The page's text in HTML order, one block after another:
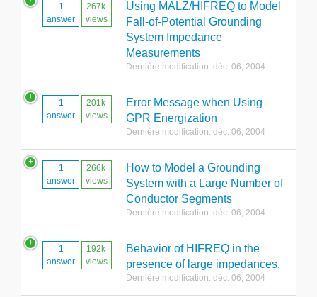
1
answer
267k
views
Using MALZ/HIFREQ to Model
Fall-of-Potential Grounding
System Impedance
Measurements
Dernière modification: déc. 06, 2004
1
answer
201k
views
Error Message when Using
GPR Energization
Dernière modification: déc. 06, 2004
1
answer
266k
views
How to Model a Grounding
System with a Large Number of
Conductor Segments
Dernière modification: déc. 06, 2004
1
answer
192k
views
Behavior of HIFREQ in the
presence of large impedances.
Dernière modification: déc. 06, 2004